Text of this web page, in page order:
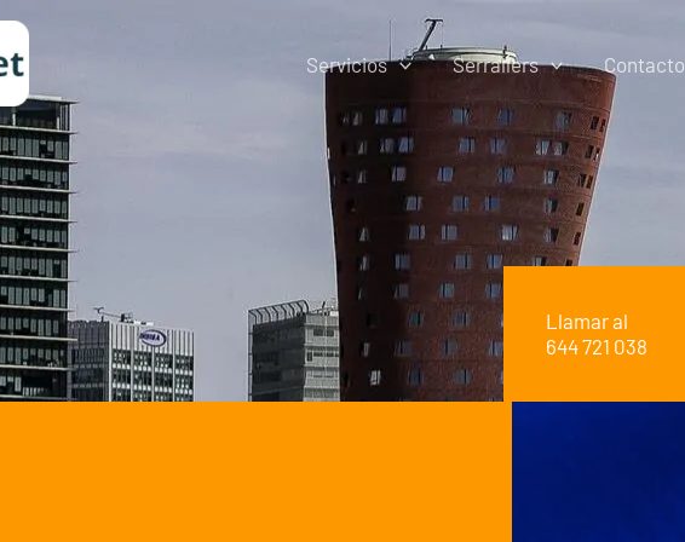
Servicios Serrallers Contacto
Llamar al
644 721 038